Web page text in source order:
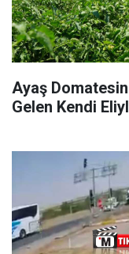
Ayaş
Gelen Kendi